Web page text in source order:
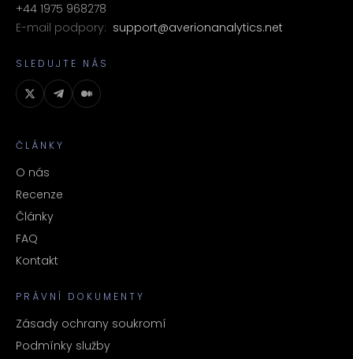
+44 1975 968278
E-mail podpory: support@averionanalytics.net
SLEDUJTE NÁS
ČLÁNKY
O nás
Recenze
Články
FAQ
Kontakt
PRÁVNÍ DOKUMENTY
Zásady ochrany soukromí
Podmínky služby